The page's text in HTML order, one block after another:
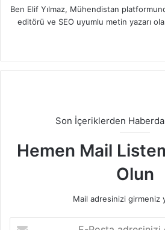
Ben Elif Yılmaz, Mühendistan
editörü ve SEO uyumlu metin yazarı
Son İçeriklerden
Hemen Mail
Olun
Mail adresinizi girmeniz